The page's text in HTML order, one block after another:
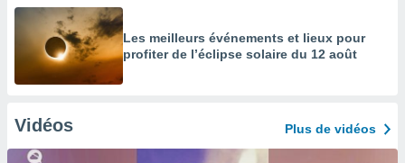
Les meilleurs événements et lieux pour
profiter de l’éclipse solaire du 12 août
Vidéos Plus de vidéos